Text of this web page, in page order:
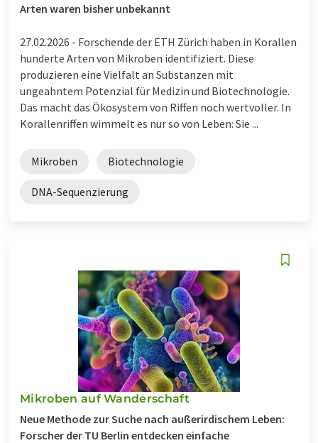
Arten waren bisher unbekannt
27.02.2026 - Forschende der ETH Zürich haben in Korallen
hunderte Arten von Mikroben identifiziert. Diese
produzieren eine Vielfalt an Substanzen mit
ungeahntem Potenzial für Medizin und Biotechnologie.
Das macht das Ökosystem von Riffen noch wertvoller. In
Korallenriffen wimmelt es nur so von Leben: Sie ...
Mikroben Biotechnologie
DNA-Sequenzierung
Mikroben auf Wanderschaft
Neue Methode zur Suche nach außerirdischem Leben:
Forscher der TU Berlin entdecken einfache